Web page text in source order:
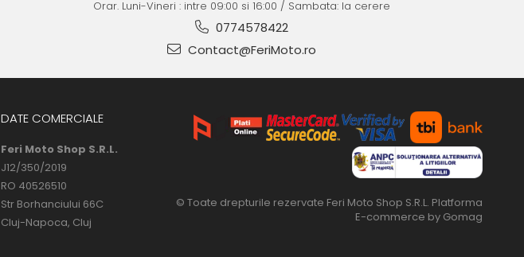
Orar. Luni-Vineri : intre 09:00 si 16:00 / Sambata: la cerere
0774578422
Contact@FeriMoto.ro
DATE COMERCIALE
Feri Moto Shop S.R.L.
J12/350/2019
RO 40526510
Str Borhanciului 66C
Cluj-Napoca, Cluj
© Toate drepturile rezervate Feri Moto Shop S.R.L. Platforma
E-commerce by Gomag